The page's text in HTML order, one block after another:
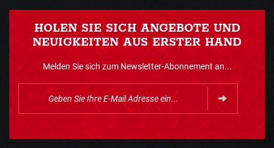
HOLEN SIE SICH ANGEBOTE UND
NEUIGKEITEN AUS ERSTER HAND
Melden Sie sich zum Newsletter-Abonnement an...